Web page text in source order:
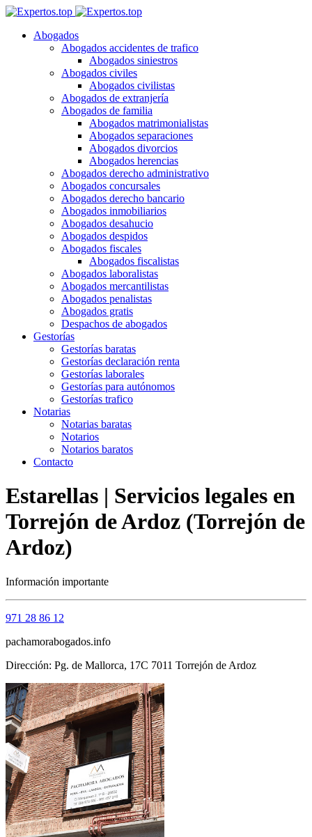
Abogados
Abogados accidentes de trafico
Abogados siniestros
Abogados civiles
Abogados civilistas
Abogados de extranjería
Abogados de familia
Abogados matrimonialistas
Abogados separaciones
Abogados divorcios
Abogados herencias
Abogados derecho administrativo
Abogados concursales
Abogados derecho bancario
Abogados inmobiliarios
Abogados desahucio
Abogados despidos
Abogados fiscales
Abogados fiscalistas
Abogados laboralistas
Abogados mercantilistas
Abogados penalistas
Abogados gratis
Despachos de abogados
Gestorías
Gestorías baratas
Gestorías declaración renta
Gestorías laborales
Gestorías para autónomos
Gestorías trafico
Notarias
Notarias baratas
Notarios
Notarios baratos
Contacto
Estarellas | Servicios legales en
Torrejón de Ardoz (Torrejón de
Ardoz)
Información importante
971 28 86 12
pachamorabogados.info
Dirección: Pg. de Mallorca, 17C 7011 Torrejón de Ardoz